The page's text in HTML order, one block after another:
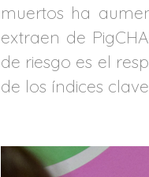
muertos ha
extraen de
de riesgo es el
de los índices